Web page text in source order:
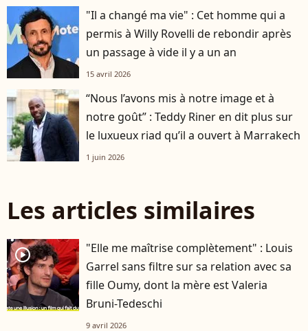
"Il a changé ma vie" : Cet homme qui a
permis à Willy Rovelli de rebondir après
un passage à vide il y a un an
15 avril 2026
“Nous l’avons mis à notre image et à
notre goût” : Teddy Riner en dit plus sur
le luxueux riad qu’il a ouvert à Marrakech
1 juin 2026
Les articles similaires
player2
"Elle me maîtrise complètement" : Louis
Garrel sans filtre sur sa relation avec sa
fille Oumy, dont la mère est Valeria
Bruni-Tedeschi
9 avril 2026